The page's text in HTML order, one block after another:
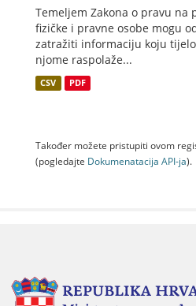
Temeljem Zakona o pravu
fizičke i pravne osobe mogu
zatražiti informaciju koju
njome raspolaže...
CSV PDF
Također možete pristupiti ovom
(pogledajte Dokumenаtаcijа API-jа).